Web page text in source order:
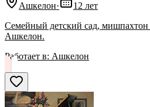
Ашкелон·
12 лет
Семейный детский сад,
Ашкелон.
Работает в: Ашкелон